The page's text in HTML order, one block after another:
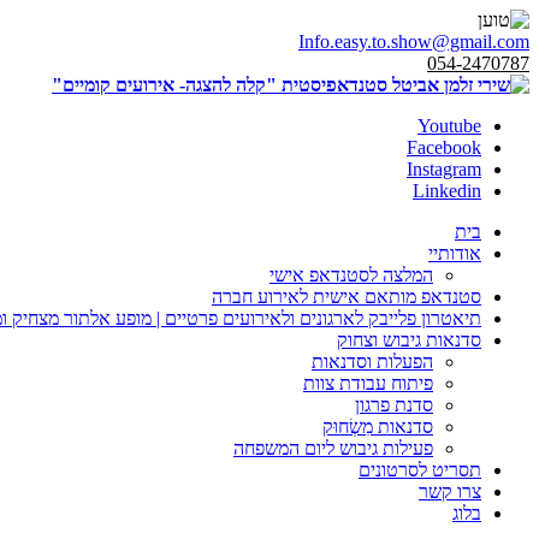
Info.easy.to.show@gmail.com
054-2470787
Youtube
Facebook
Instagram
Linkedin
בית
אודותיי
המלצה לסטנדאפ אישי
סטנדאפ מותאם אישית לאירוע חברה
תיאטרון פלייבק לארגונים ולאירועים פרטיים | מופע אלתור מצחיק
סדנאות גיבוש וצחוק
הפעלות וסדנאות
פיתוח עבודת צוות
סדנת פרגון
סדנאות מִשְׂחוּק
פעילות גיבוש ליום המשפחה
תסריט לסרטונים
צרו קשר
בלוג